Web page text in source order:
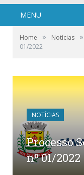
MENU
Home » Notícias »
01/2022
NOTÍCIAS
Processo
nº 01/2022